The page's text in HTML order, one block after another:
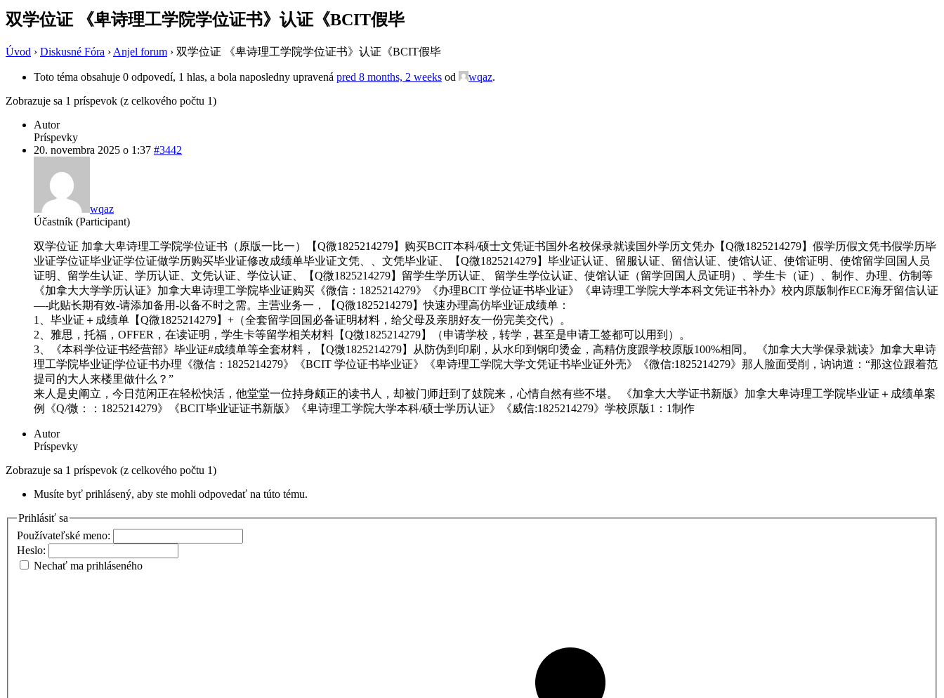
双学位证 《卑诗理工学院学位证书》认证《BCIT假毕
Úvod › Diskusné Fóra › Anjel forum › 双学位证 《卑诗理工学院学位证书》认证《BCIT假毕
Toto téma obsahuje 0 odpovedí, 1 hlas, a bola naposledny upravená pred 8 months, 2 weeks od wqaz.
Zobrazuje sa 1 príspevok (z celkového počtu 1)
Autor
Príspevky
20. novembra 2025 o 1:37 #3442
wqaz
Účastník (Participant)
双学位证 加拿大卑诗理工学院学位证书（原版一比一）【Q微1825214279】购买BCIT本科/硕士文凭证书国外名校保录就读国外学历文凭办【Q微1825214279】假学历假文凭书假学历毕
业证学位证毕业证学位证做学历购买毕业证修改成绩单毕业证文凭、、文凭毕业证、【Q微1825214279】毕业证认证、留服认证、留信认证、使馆认证、使馆证明、使馆留学回国人员
证明、留学生认证、学历认证、文凭认证、学位认证、【Q微1825214279】留学生学历认证、 留学生学位认证、使馆认证（留学回国人员证明）、学生卡（证）、制作、办理、仿制等
《加拿大大学学历认证》加拿大卑诗理工学院毕业证购买《微信：1825214279》《办理BCIT 学位证书毕业证》《卑诗理工学院大学本科文凭证书补办》校内原版制作ECE海牙留信认证
—-此贴长期有效-请添加备用-以备不时之需。主营业务一，【Q微1825214279】快速办理高仿毕业证成绩单：
1、毕业证＋成绩单【Q微1825214279】+（全套留学回国必备证明材料，给父母及亲朋好友一份完美交代）。
2、雅思，托福，OFFER，在读证明，学生卡等留学相关材料【Q微1825214279】（申请学校，转学，甚至是申请工签都可以用到）。
3、《本科学位证书经营部》毕业证#成绩单等全套材料，【Q微1825214279】从防伪到印刷，从水印到钢印烫金，高精仿度跟学校原版100%相同。 《加拿大大学保录就读》加拿大卑诗
理工学院毕业证|学位证书办理《微信：1825214279》《BCIT 学位证书毕业证》《卑诗理工学院大学文凭证书毕业证外壳》《微信:1825214279》那人脸面受削，讷讷道：“那这位跟着范
提司的大人来楼里做什么？”
来人是史阐立，今日范闲正在轻松快活，他堂堂一位持身颇正的读书人，却被门师赶到了妓院来，心情自然有些不堪。 《加拿大大学证书新版》加拿大卑诗理工学院毕业证＋成绩单案
例《Q/微：：1825214279》《BCIT毕业证证书新版》《卑诗理工学院大学本科/硕士学历认证》《威信:1825214279》学校原版1：1制作
Autor
Príspevky
Zobrazuje sa 1 príspevok (z celkového počtu 1)
Musíte byť prihlásený, aby ste mohli odpovedať na túto tému.
Prihlásiť sa
Používateľské meno:
Heslo:
Nechať ma prihláseného